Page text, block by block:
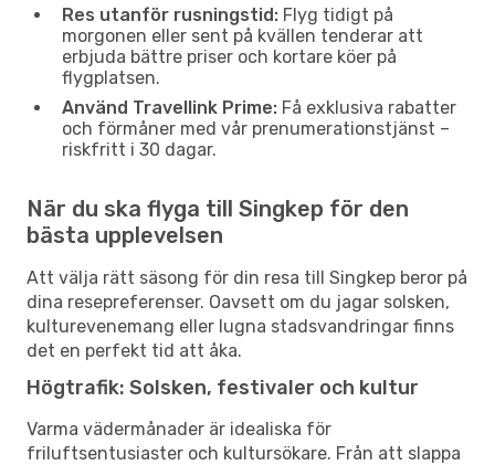
Res utanför rusningstid: Flyg tidigt på
morgonen eller sent på kvällen tenderar att
erbjuda bättre priser och kortare köer på
flygplatsen.
Använd Travellink Prime: Få exklusiva rabatter
och förmåner med vår prenumerationstjänst –
riskfritt i 30 dagar.
När du ska flyga till Singkep för den
bästa upplevelsen
Att välja rätt säsong för din resa till Singkep beror på
dina resepreferenser. Oavsett om du jagar solsken,
kulturevenemang eller lugna stadsvandringar finns
det en perfekt tid att åka.
Högtrafik: Solsken, festivaler och kultur
Varma vädermånader är idealiska för
friluftsentusiaster och kultursökare. Från att slappa